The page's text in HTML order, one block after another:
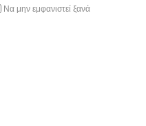
Να μην εμφανιστεί ξανά